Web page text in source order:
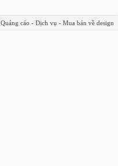
Quảng cáo - Dịch vụ - Mua bán về design